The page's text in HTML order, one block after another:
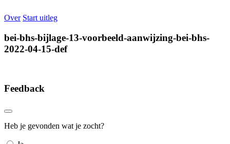
Over Start uitleg
bei-bhs-bijlage-13-voorbeeld-aanwijzing-bei-bhs-
2022-04-15-def
Feedback
Heb je gevonden wat je zocht?